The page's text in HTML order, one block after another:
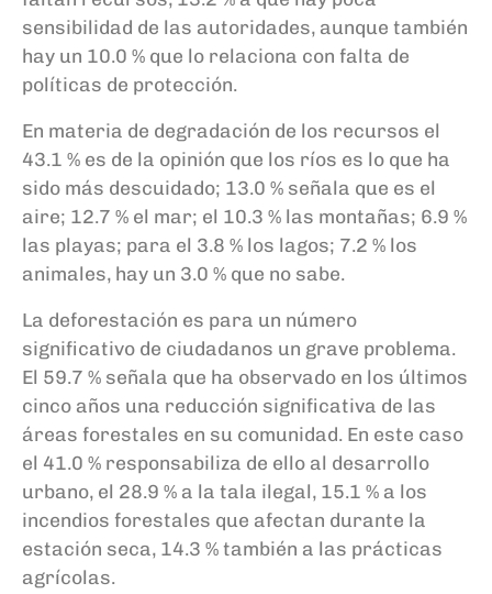
sensibilidad de las autoridades, aunque también
hay un 10.0 % que lo relaciona con falta de
políticas de protección.
En materia de degradación de los recursos el
43.1 % es de la opinión que los ríos es lo que ha
sido más descuidado; 13.0 % señala que es el
aire; 12.7 % el mar; el 10.3 % las montañas; 6.9 %
las playas; para el 3.8 % los lagos; 7.2 % los
animales, hay un 3.0 % que no sabe.
La deforestación es para un número
significativo de ciudadanos un grave problema.
El 59.7 % señala que ha observado en los últimos
cinco años una reducción significativa de las
áreas forestales en su comunidad. En este caso
el 41.0 % responsabiliza de ello al desarrollo
urbano, el 28.9 % a la tala ilegal, 15.1 % a los
incendios forestales que afectan durante la
estación seca, 14.3 % también a las prácticas
agrícolas.